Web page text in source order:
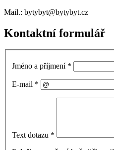
Mail.: bytybyt@bytybyt.cz
Kontaktní formulář
Jméno a příjmení *
E-mail *
Text dotazu *